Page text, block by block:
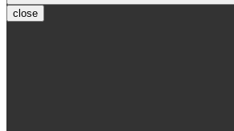
close